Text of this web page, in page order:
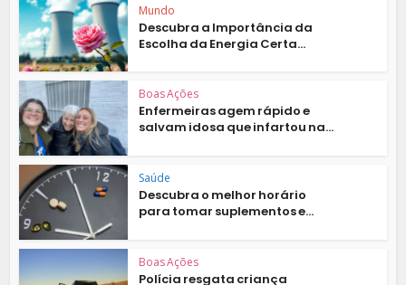
Mundo
Descubra a Importância da
Escolha da Energia Certa...
Boas Ações
Enfermeiras agem rápido e
salvam idosa que infartou na...
Saúde
Descubra o melhor horário
para tomar suplementos e...
Boas Ações
Polícia resgata criança